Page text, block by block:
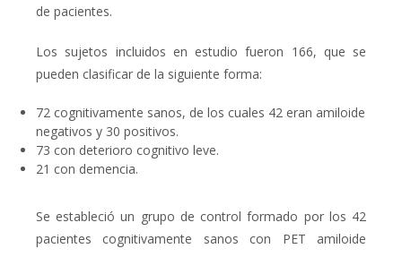
de pacientes.
Los sujetos incluidos en estudio fueron 166, que se
pueden clasificar de la siguiente forma:
72 cognitivamente sanos, de los cuales 42 eran amiloide
negativos y 30 positivos.
73 con deterioro cognitivo leve.
21 con demencia.
Se estableció un grupo de control formado por los 42
pacientes cognitivamente sanos con PET amiloide